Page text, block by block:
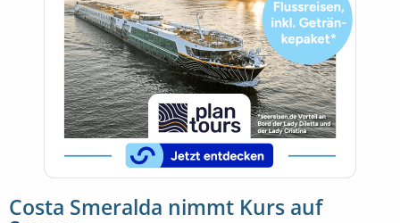
Costa Smeralda nimmt Kurs auf